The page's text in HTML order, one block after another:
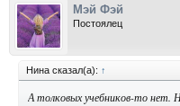
Мэй Фэй
Постоялец
Нина сказал(а): ↑
А толковых учебников-то нет.